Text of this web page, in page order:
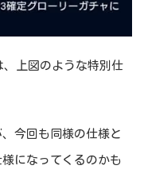
、上図のような特別仕
今回も同様の仕様と
になってくるのかも